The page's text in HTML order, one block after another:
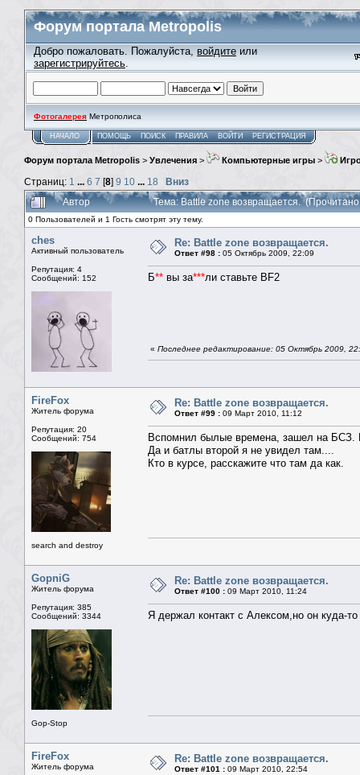
Форум портала Metropolis
Добро пожаловать. Пожалуйста, войдите или
зарегистрируйтесь.
Фотогалерея Метрополиса
НАЧАЛО ПОМОЩЬ ПОИСК ПРАВИЛА ВОЙТИ РЕГИСТРАЦИЯ
Форум портала Metropolis > Увлечения > Компьютерные игры >
Страниц: 1 ... 6 7 [8] 9 10 ... 18
Вниз
Автор
Тема: Battle zone возвращается.
0 Пользователей и 1 Гость смотрят эту тему.
ches
Активный пользователь
Репутация: 4
Сообщений: 152
Re: Battle zone возвращается.
Ответ #98 : 05 Октябрь 2009, 22:09
Б** вы за***ли ставьте BF2
« Последнее редактирование: 05 Октябрь 2009,
FireFox
Житель форума
Репутация: 20
Сообщений: 754
search and destroy
Re: Battle zone возвращается.
Ответ #99 : 09 Март 2010, 11:12
Вспомнил былые времена, зашел на БСЗ.
Да и батлы второй я не увидел там....
Кто в курсе, расскажите что там да как.
GopniG
Житель форума
Репутация: 385
Сообщений: 3344
Gop-Stop
Re: Battle zone возвращается.
Ответ #100 : 09 Март 2010, 11:24
Я держал контакт с Алексом,но он куда-
FireFox
Житель форума
Re: Battle zone возвращается.
Ответ #101 : 09 Март 2010, 22:54